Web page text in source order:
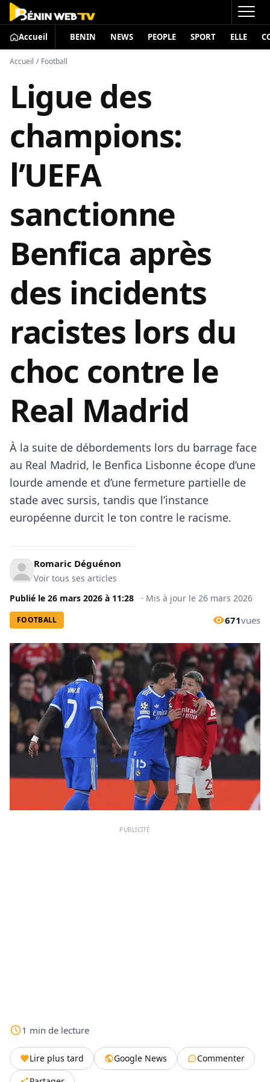
Accueil BENIN NEWS PEOPLE SPORT ELLE
Accueil / Football
Ligue des
champions:
l’UEFA
sanctionne
Benfica après
des incidents
racistes lors du
choc contre le
Real Madrid
À la suite de débordements lors du barrage face
au Real Madrid, le Benfica Lisbonne écope d’une
lourde amende et d’une fermeture partielle de
stade avec sursis, tandis que l’instance
européenne durcit le ton contre le racisme.
Romaric Déguénon
Voir tous ses articles
Publié le 26 mars 2026 à 11:28 · Mis à jour le 26 mars 2026
FOOTBALL 671vues
PUBLICITÉ
1 min de lecture
Lire plus tard Google News
Commenter